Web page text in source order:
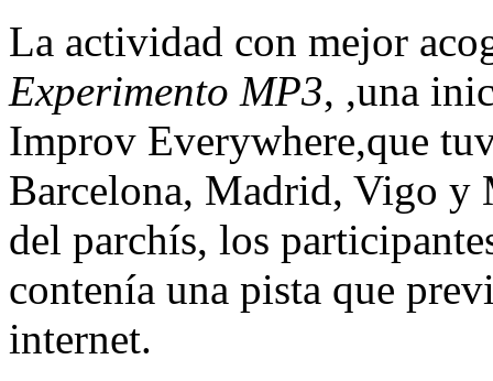
La actividad con mejor
Experimento MP3, ,una
Improv Everywhere,que
Barcelona, Madrid, Vigo y
del parchís, los
contenía una pista que
internet.